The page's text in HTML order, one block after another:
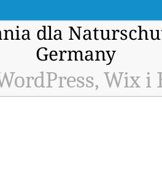
dla
Germany
Wix i